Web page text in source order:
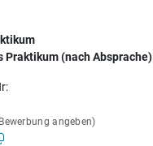
Praktikum (nach Absprache)
angeben)